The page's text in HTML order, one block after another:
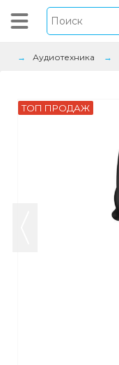
Аудиотехника
ТОП ПРОДАЖ